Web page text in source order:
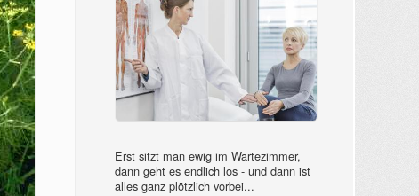
Erst sitzt man ewig im Wartezimmer,
dann geht es endlich los - und dann ist
alles ganz plötzlich vorbei...